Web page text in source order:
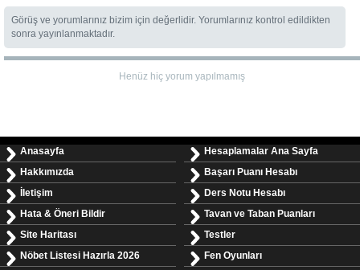
Görüş ve yorumlarınız bizim için değerlidir. Yorumlarınız kontrol edildikten
sonra yayınlanmaktadır.
Henüz hiç yorum yapılmamış
Anasayfa
Hakkımızda
İletişim
Hata & Öneri Bildir
Site Haritası
Nöbet Listesi Hazırla 2026
Hesaplamalar Ana Sayfa
Başarı Puanı Hesabı
Ders Notu Hesabı
Tavan ve Taban Puanları
Testler
Fen Oyunları